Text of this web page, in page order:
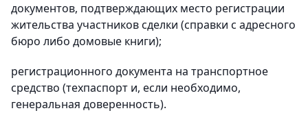
документов, подтверждающих место регистрации
жительства участников сделки (справки с адресного
бюро либо домовые книги);
регистрационного документа на транспортное
средство (техпаспорт и, если необходимо,
генеральная доверенность).